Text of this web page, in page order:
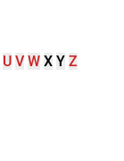
U V W X Y Z